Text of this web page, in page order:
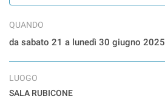
QUANDO
da sabato 21 a lunedì 30 giugno 2025
LUOGO
SALA RUBICONE